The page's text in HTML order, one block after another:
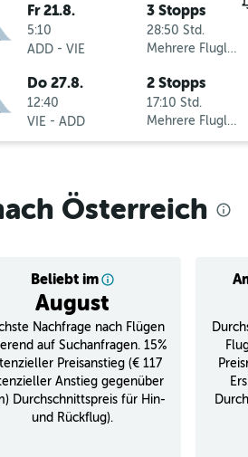
Fr 21.8.
5:10
ADD- VIE
3 Stopps
28:50 Std.
Mehrere Fluglinien
Do 27.8.
12:40
VIE - ADD
2 Stopps
17:10 Std.
Mehrere Fluglinien
Österreich
Beliebt im
August
Nachfrage nach Flügen
auf Suchanfragen. 15%
Preisanstieg (€ 117
Anstieg gegenüber
Durchschnittspreis für Hin-
und Rückflug).